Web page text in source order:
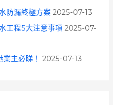
防漏終極方案 2025-07-13
工程5大注意事項 2025-07-
主必睇！
2025-07-13